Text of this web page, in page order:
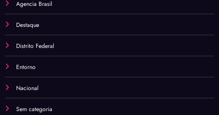
Agencia Brasil
Destaque
Distrito Federal
Entorno
Nacional
Sem categoria